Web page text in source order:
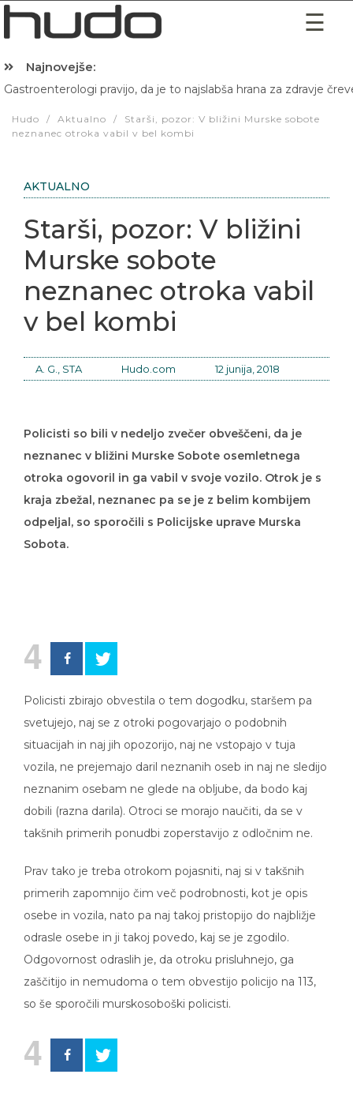
Najnovejše:
Gastroenterologi pravijo, da je to najslabša hrana za zdravje
Hudo / Aktualno /
Starši, pozor: V bližini Murske sobote
neznanec otroka vabil v bel kombi
AKTUALNO
Starši, pozor: V bližini
Murske sobote
neznanec otroka vabil
v bel kombi
A. G., STA Hudo.com 12 junija, 2018
Policisti so bili v nedeljo zvečer obveščeni, da je
neznanec v bližini Murske Sobote osemletnega
otroka ogovoril in ga vabil v svoje vozilo. Otrok je s
kraja zbežal, neznanec pa se je z belim kombijem
odpeljal, so sporočili s Policijske uprave Murska
Sobota.
4
Policisti zbirajo obvestila o tem dogodku, staršem pa
svetujejo, naj se z otroki pogovarjajo o podobnih
situacijah in naj jih opozorijo, naj ne vstopajo v tuja
vozila, ne prejemajo daril neznanih oseb in naj ne sledijo
neznanim osebam ne glede na obljube, da bodo kaj
dobili (razna darila). Otroci se morajo naučiti, da se v
takšnih primerih ponudbi zoperstavijo z odločnim ne.
Prav tako je treba otrokom pojasniti, naj si v takšnih
primerih zapomnijo čim več podrobnosti, kot je opis
osebe in vozila, nato pa naj takoj pristopijo do najbližje
odrasle osebe in ji takoj povedo, kaj se je zgodilo.
Odgovornost odraslih je, da otroku prisluhnejo, ga
zaščitijo in nemudoma o tem obvestijo policijo na 113,
so še sporočili murskosoboški policisti.
4